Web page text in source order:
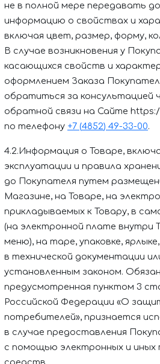
не в полной мере передавать
информацию о свойствах и
включая цвет, размер, форму,
В случае возникновения у
касающихся свойств и
оформлением Заказа
обратиться за консультацией
обратной связи на Сайте
по телефону +7 (4852) 49-33-00.
4.2.Информация о Товаре,
эксплуатации и правила
до Покупателя путем
Магазине, на Товаре, на
прикладываемых к Товару, в
(на электронной плате внутри
меню), на таре, упаковке,
в технической документации
установленным законом.
предусмотренная пунктом 3
Российской Федерации «О
потребителей», признается
в случае предоставления
с помощью электронных и иных